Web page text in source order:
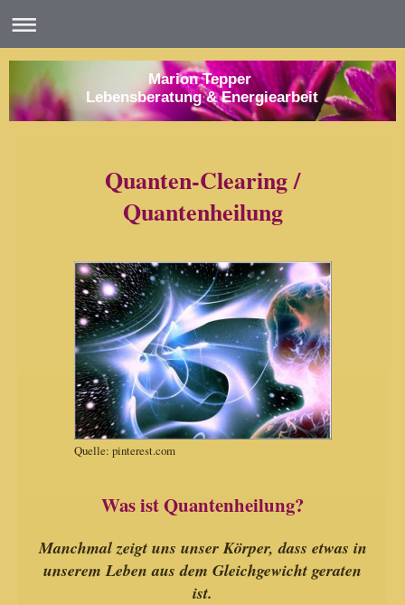
Marion Tepper
Lebensberatung & Energiearbeit
Quanten-Clearing /
Quantenheilung
Quelle: pinterest.com
Was ist Quantenheilung?
Manchmal zeigt uns unser Körper, dass etwas in
unserem Leben aus dem Gleichgewicht geraten
ist.